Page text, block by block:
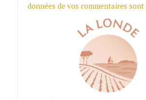
données de vos commentaires